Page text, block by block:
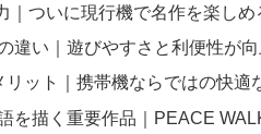
｜ついに現行機で名作を楽しめ
違い｜遊びやすさと利便性が向
リット｜携帯機ならではの快適
を描く重要作品｜PEACE